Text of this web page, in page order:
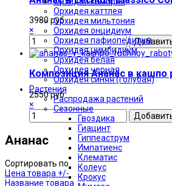
Орхидея каттлея
Орхидея мильтония
Орхидея онцидиум
Орхидея пафиопедилум
Орхидея цимбидиум
Орхидея белая
Орхидея черная
Орхидея синяя (голубая)
Растения
Распродажа растений
Сезонные
Гвоздика
Гиацинт
Гиппеаструм
Импатиенс
Клематис
Колеус
Крокус
3980 руб
×
Композиция Ананас в кашпо
2550 руб
×
Ананас
Сортировать по
Цена товара +/-
Название товара